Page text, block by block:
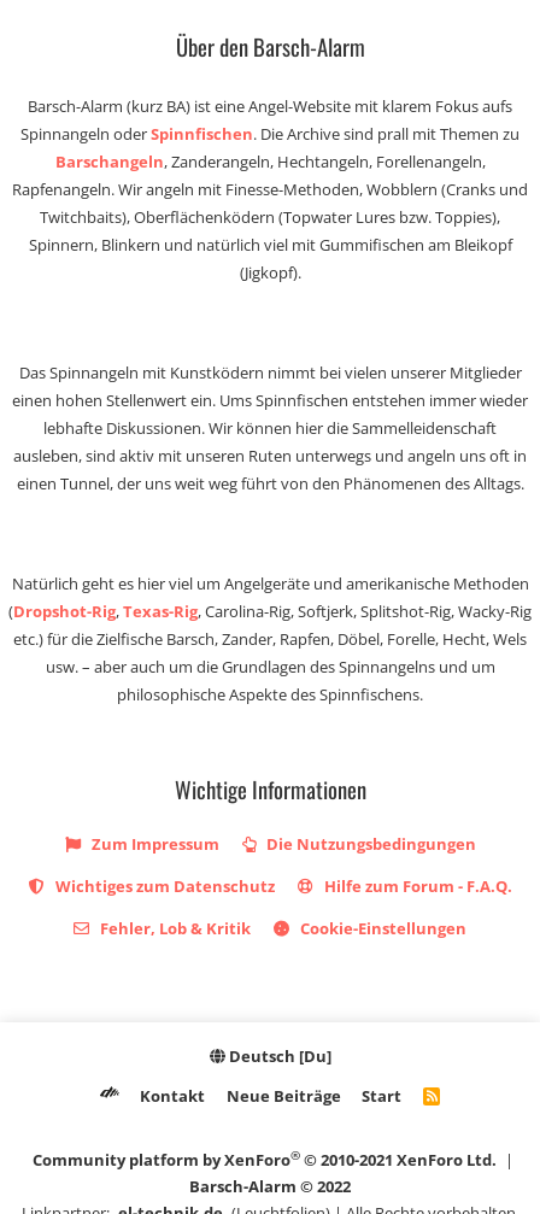
Über den Barsch-Alarm
Barsch-Alarm (kurz BA) ist eine Angel-Website mit klarem Fokus aufs
Spinnangeln oderSpinnfischen. Die Archive sind prall mit Themen zu
Barschangeln, Zanderangeln, Hechtangeln, Forellenangeln,
Rapfenangeln. Wir angeln mit Finesse-Methoden, Wobblern (Cranks und
Twitchbaits), Oberflächenködern (Topwater Lures bzw. Toppies),
Spinnern, Blinkern und natürlich viel mit Gummifischen am Bleikopf
(Jigkopf).
Das Spinnangeln mit Kunstködern nimmt bei vielen unserer Mitglieder
einen hohen Stellenwert ein. Ums Spinnfischen entstehen immer wieder
lebhafte Diskussionen. Wir können hier die Sammelleidenschaft
ausleben, sind aktiv mit unseren Ruten unterwegs und angeln uns oft in
einen Tunnel, der uns weit weg führt von den Phänomenen des Alltags.
Natürlich geht es hier viel um Angelgeräte und amerikanische Methoden
(Dropshot-Rig,Texas-Rig, Carolina-Rig, Softjerk, Splitshot-Rig, Wacky-Rig
etc.) für die Zielfische Barsch, Zander, Rapfen, Döbel, Forelle, Hecht, Wels
usw. – aber auch um die Grundlagen des Spinnangelns und um
philosophische Aspekte des Spinnfischens.
Wichtige Informationen
Zum Impressum
Die Nutzungsbedingungen
Wichtiges zum Datenschutz
Hilfe zum Forum - F.A.Q.
Fehler, Lob & Kritik
Cookie-Einstellungen
Deutsch [Du]
Kontakt
Neue Beiträge Start
R
Community platform by XenForo® © 2010-2021 XenForo Ltd.
|
Barsch-Alarm © 2022